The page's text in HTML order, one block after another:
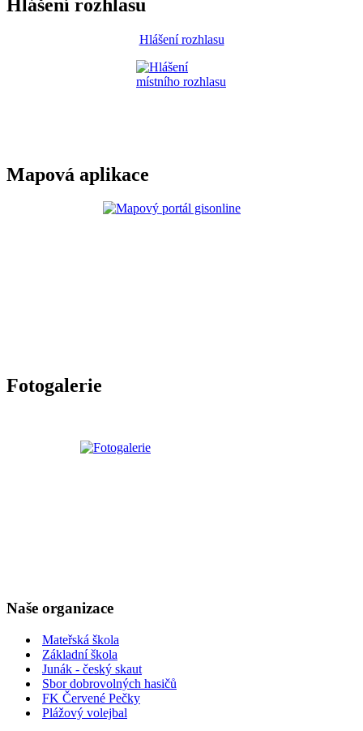
Hlášení rozhlasu
Hlášení rozhlasu
Mapová aplikace
Fotogalerie
Naše organizace
Mateřská škola
Základní škola
Junák - český skaut
Sbor dobrovolných hasičů
FK Červené Pečky
Plážový volejbal